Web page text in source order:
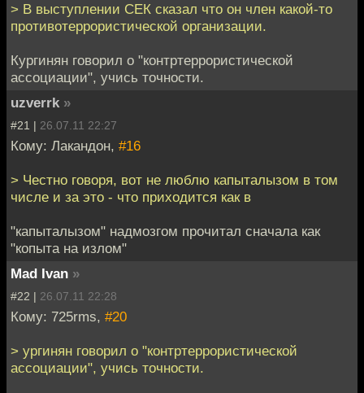
> В выступлении СЕК сказал что он член какой-то
противотеррористической организации.
Кургинян говорил о "контртеррористической
ассоциации", учись точности.
uzverrk »
#21 | 26.07.11 22:27
Кому: Лакандон, #16
> Честно говоря, вот не люблю капыталызом в том
числе и за это - что приходится как в
"капыталызом" надмозгом прочитал сначала как
"копыта на излом"
Mad Ivan »
#22 | 26.07.11 22:28
Кому: 725rms, #20
> ургинян говорил о "контртеррористической
ассоциации", учись точности.